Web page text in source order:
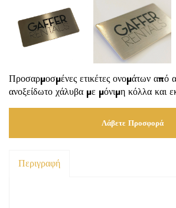
Προσαρμοσμένες ετικέτες ονομάτων από
ανοξείδωτο χάλυβα με μόνιμη κόλλα και
Λάβετε Προσφορά
Περιγραφή